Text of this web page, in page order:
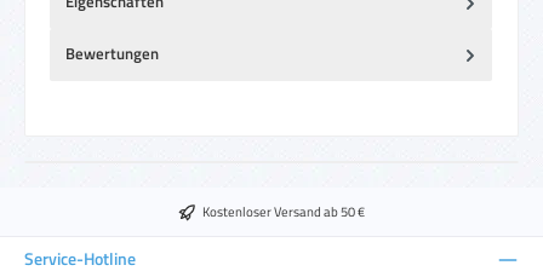
Bewertungen
Kostenloser Versand ab 50 €
Service-Hotline